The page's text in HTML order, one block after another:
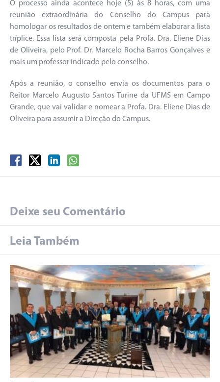
O processo ainda acontece hoje (5) às 8 horas, com uma
reunião extraordinária do Conselho do Campus para
homologar os resultados de ontem e também elaborar a lista
tríplice. Essa lista será composta pela Profa. Dra. Eliene Dias
de Oliveira, pelo Prof. Dr. Marcelo Rocha Barros Gonçalves e
mais um professor indicado pelo conselho.
Após a reunião, o conselho envia os documentos para o
Reitor Marcelo Augusto Santos Turine da UFMS em Campo
Grande, que vai validar e nomear a Profa. Dra. Eliene Dias de
Oliveira para assumir a Direção do Campus.
Deixe seu Comentário
Leia Também